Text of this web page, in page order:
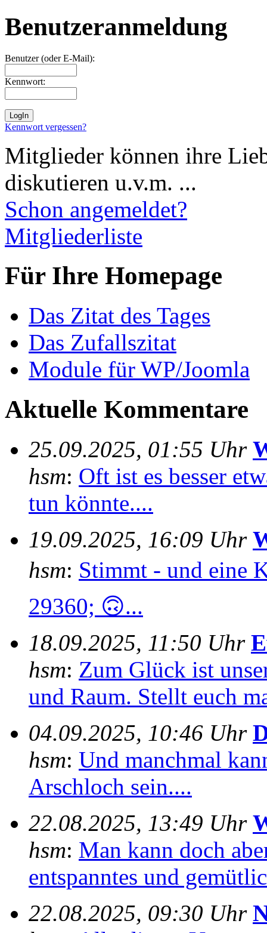
Benutzeranmeldung
Benutzer (oder E-Mail):
Kennwort:
Kennwort vergessen?
Mitglieder können ihre
diskutieren u.v.m. ...
Schon angemeldet?
Mitgliederliste
Für Ihre Homepage
Das Zitat des Tages
Das Zufallszitat
Module für WP/Joomla
Aktuelle Kommentare
25.09.2025, 01:55 Uhr
hsm: Oft ist es besser
tun könnte....
19.09.2025, 16:09 Uhr
hsm: Stimmt - und eine
29360; 🙃...
18.09.2025, 11:50 Uhr
hsm: Zum Glück ist
und Raum. Stellt euch
04.09.2025, 10:46 Uhr
hsm: Und manchmal
Arschloch sein....
22.08.2025, 13:49 Uhr
hsm: Man kann doch
entspanntes und
22.08.2025, 09:30 Uhr